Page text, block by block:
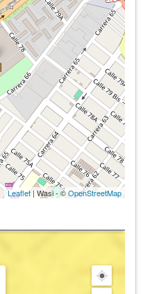
Leaflet | Wasi - ©OpenStreetMap